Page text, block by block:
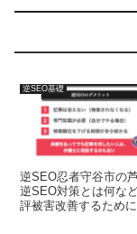
逆SEO基礎
逆SEO忍者守谷市の
逆SEO対策とは何な
評被害改善するため